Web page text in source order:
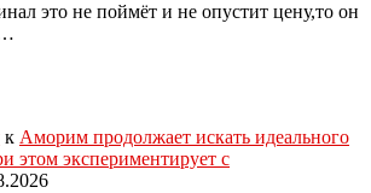
это не поймёт и не опустит цену,то он
к Аморим продолжает искать идеального
этом экспериментирует с